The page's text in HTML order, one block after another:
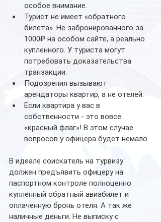
особое внимание.
Турист не имеет «обратного
билета». Не забронированного за
1000₽ на особом сайте, а реально
купленного. У туриста могут
потребовать доказательства
транзакции.
Подозрения вызывают
арендаторы квартир, а не отелей.
Если квартира у вас в
собственности - это вовсе
«красный флаг»! В этом случае
вопросов у офицера будет немало.
В идеале соискатель на турвизу
должен предъявить офицеру на
паспортном контроле полноценно
купленный обратный авиабилет и
оплаченную бронь отеля. А так же
наличные деньги. Не выписку с